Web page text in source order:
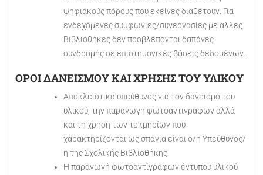
ψηφιακούς πόρους που εκείνες διαθέτουν. Για
ενδεχόμενες συμφωνίες/συνεργασίες με άλλες
Βιβλιοθήκες δεν προβλέπονται δαπάνες
συνδρομής σε επιστημονικές βάσεις δεδομένων.
ΟΡΟΙ ΔΑΝΕΙΣΜΟΥ ΚΑΙ ΧΡΗΣΗΣ ΤΟΥ ΥΛΙΚΟΥ
Αποκλειστικά υπεύθυνος για τον δανεισμό του
υλικού, την παραγωγή φωτοαντιγράφων αλλά
και τη χρήση των τεκμηρίων που
χαρακτηρίζονται ως σπάνια είναι ο/η Υπεύθυνος/
η της Σχολικής Βιβλιοθήκης.
Η παραγωγή φωτοαντίγραφων έντυπου υλικού